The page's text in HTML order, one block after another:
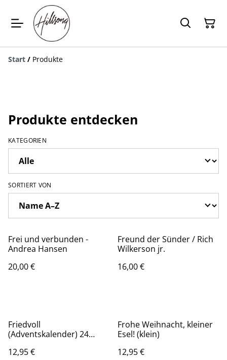
Start / Produkte
Produkte entdecken
KATEGORIEN
SORTIERT VON
Frei und verbunden -
Andrea Hansen
20,00 €
Freund der Sünder / Rich
Wilkerson jr.
16,00 €
Friedvoll
(Adventskalender) 24
Ruhe zu kommen -
12,95 €
Frohe Weihnacht, kleiner
Esel! (klein)
12,95 €